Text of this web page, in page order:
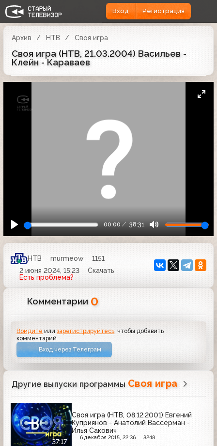
Вход Регистрация
Архив НТВ Своя игра
Своя игра (НТВ, 21.03.2004) Васильев -
Клейн - Караваев
00:00 38:31
НТВ murmeow
1151
2 июня 2024, 15:23
Скачать
Есть проблема?
Комментарии 0
Войдите илизарегистрируйтесь , чтобы добавить
комментарий
Вход через Телеграм
Другие выпуски программы Своя игра
37:17
Своя игра (НТВ, 08.12.2001) Евгений
Куприянов - Анатолий Вассерман -
Илья Сакович
6 декабря 2015, 22:36 3248